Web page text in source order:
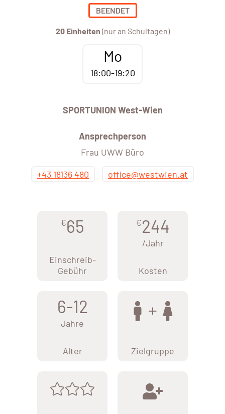
BEENDET
20 Einheiten (nur an Schultagen)
Mo
18:00-19:20
SPORTUNION West-Wien
Ansprechperson
Frau UWW Büro
+43 18136 480
office@westwien.at
€65
Einschreib-
Gebühr
€244
/Jahr
Kosten
6-12
Jahre
Alter Zielgruppe